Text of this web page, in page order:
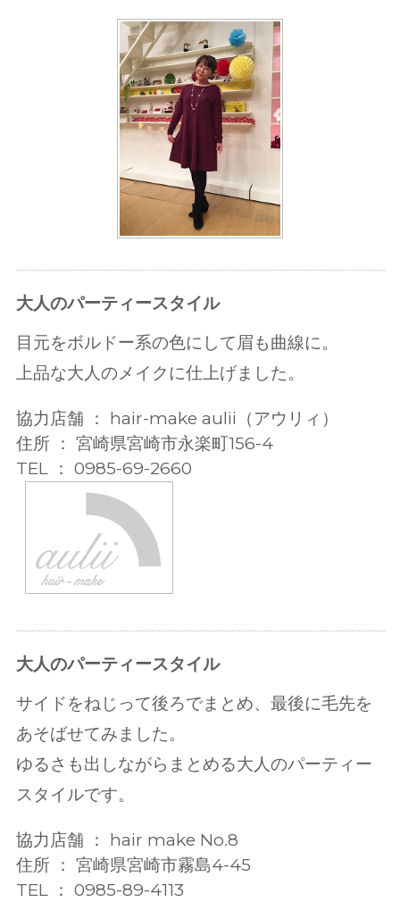
大人のパーティースタイル
目元をボルドー系の色にして眉も曲線に。
上品な大人のメイクに仕上げました。
協力店舗 ： hair-make aulii（アウリィ）
住所 ： 宮崎県宮崎市永楽町156-4
TEL ： 0985-69-2660
大人のパーティースタイル
サイドをねじって後ろでまとめ、最後に毛先を
あそばせてみました。
ゆるさも出しながらまとめる大人のパーティー
スタイルです。
協力店舗 ： hair make No.8
住所 ： 宮崎県宮崎市霧島4-45
TEL ： 0985-89-4113